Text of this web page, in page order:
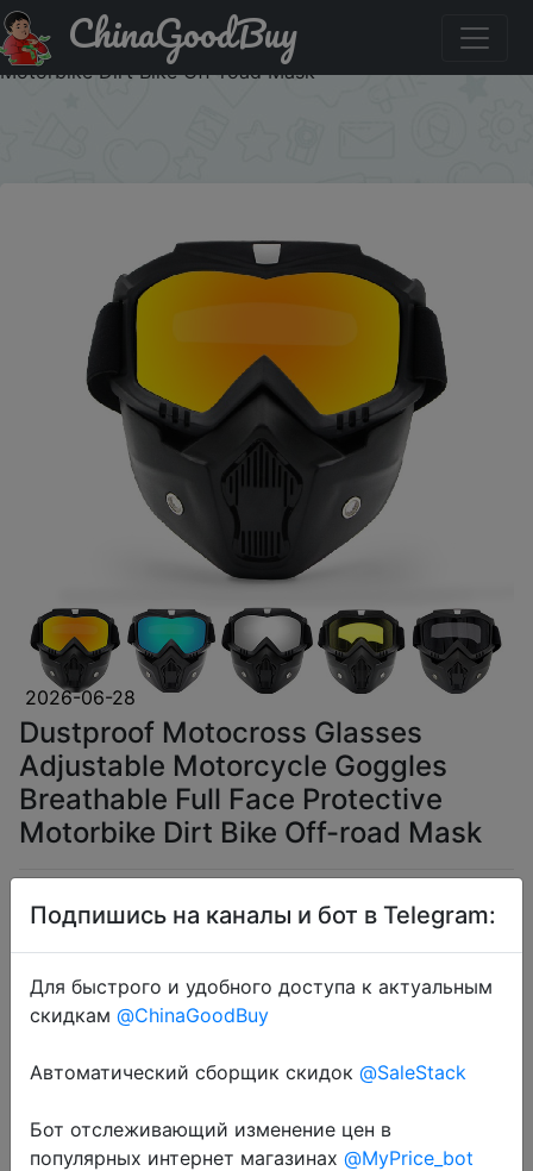
Акция на: Dustproof Motocross Glasses Adjustable
Motorcycle Goggles Breathable Full Face Protective
Motorbike Dirt Bike Off-road Mask
ChinaGoodBuy
2026-06-28
Dustproof Motocross Glasses
Adjustable Motorcycle Goggles
Breathable Full Face Protective
Motorbike Dirt Bike Off-road Mask
$3.11
Coins
Перейти в магазин
Подпишись на каналы и бот в Telegram:
Для быстрого и удобного доступа к актуальным
скидкам @ChinaGoodBuy
Автоматический сборщик скидок @SaleStack
Бот отслеживающий изменение цен в
популярных интернет магазинах @MyPrice_bot